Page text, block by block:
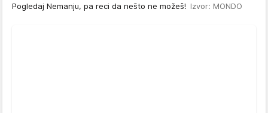
Pogledaj Nemanju, pa reci da nešto ne možeš! Izvor: MONDO